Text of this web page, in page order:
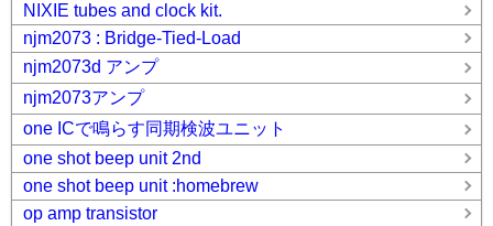
NIXIE tubes and clock kit.
njm2073 : Bridge-Tied-Load
njm2073d アンプ
njm2073アンプ
one ICで鳴らす同期検波ユニット
one shot beep unit 2nd
one shot beep unit :homebrew
op amp transistor